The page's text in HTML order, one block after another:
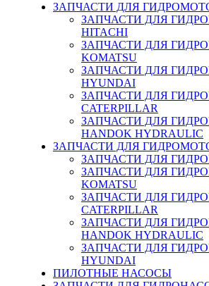
ЗАПЧАСТИ ДЛЯ
ЗАПЧАСТИ ДЛЯ
HITACHI
ЗАПЧАСТИ ДЛЯ
KOMATSU
ЗАПЧАСТИ ДЛЯ
HYUNDAI
ЗАПЧАСТИ ДЛЯ
CATERPILLAR
ЗАПЧАСТИ ДЛЯ
HANDOK HYDRAULIC
ЗАПЧАСТИ ДЛЯ
ЗАПЧАСТИ ДЛЯ
ЗАПЧАСТИ ДЛЯ
KOMATSU
ЗАПЧАСТИ ДЛЯ
CATERPILLAR
ЗАПЧАСТИ ДЛЯ
HANDOK HYDRAULIC
ЗАПЧАСТИ ДЛЯ
HYUNDAI
ПИЛОТНЫЕ НАСОСЫ